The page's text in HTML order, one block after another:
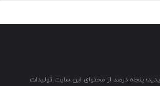
پنجاه درصد از محتوای این سایت تولیدات